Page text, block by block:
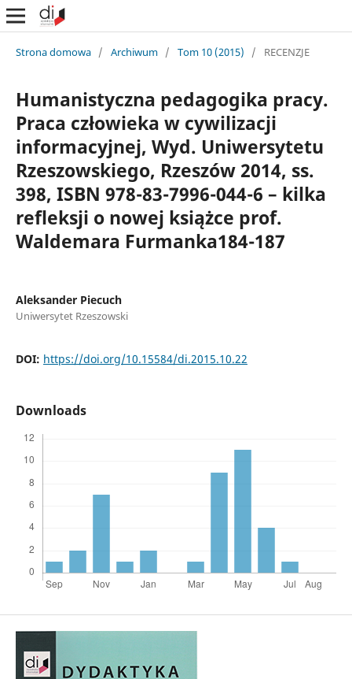
Strona domowa / Archiwum / Tom 10 (2015) / RECENZJE
Humanistyczna pedagogika pracy.
Praca człowieka w cywilizacji
informacyjnej, Wyd. Uniwersytetu
Rzeszowskiego, Rzeszów 2014, ss.
398, ISBN 978-83-7996-044-6 – kilka
refleksji o nowej książce prof.
Waldemara Furmanka184-187
Aleksander Piecuch
Uniwersytet Rzeszowski
DOI: https://doi.org/10.15584/di.2015.10.22
Downloads